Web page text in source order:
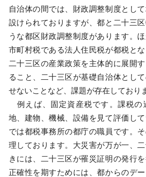
自治体の間では、財政調整制度とし
設けられておりますが、都と二十三
うな都区財政調整制度があります。ほ
市町村税である法人住民税が都税とな
二十三区の産業政策を主体的に展開
ること、二十三区が基礎自治体とし
せないことなど、課題が存在しており
例えば、固定資産税です。課税の
地、建物、機械、設備を見て評価し
では都税事務所の都庁の職員です。
理しております。大災害が万が一、
きには、二十三区が罹災証明の発行
正確性を期すためには、都からのデー